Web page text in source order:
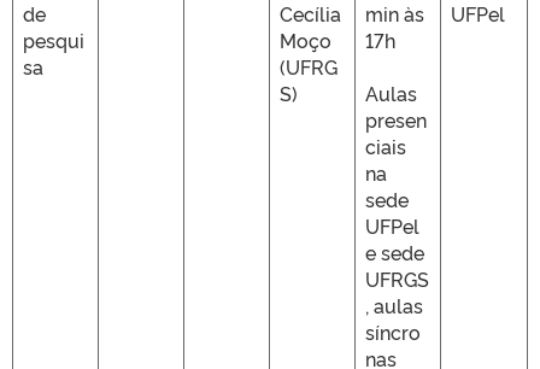
de
pesqui
sa
Cecília
Moço
(UFRG
S)
min às
17h
Aulas
presen
ciais
na
sede
UFPel
e sede
UFRGS
, aulas
síncro
nas
UFPel